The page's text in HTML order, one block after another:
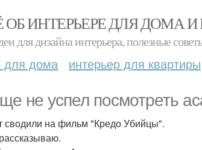
ОБ ИНТЕРЬЕРЕ ДЛЯ ДОМА
для дизайна интерьера, полезные
для дома интерьер для квартиры
не успел посмотреть
сводили на фильм "Кредо Убийцы".